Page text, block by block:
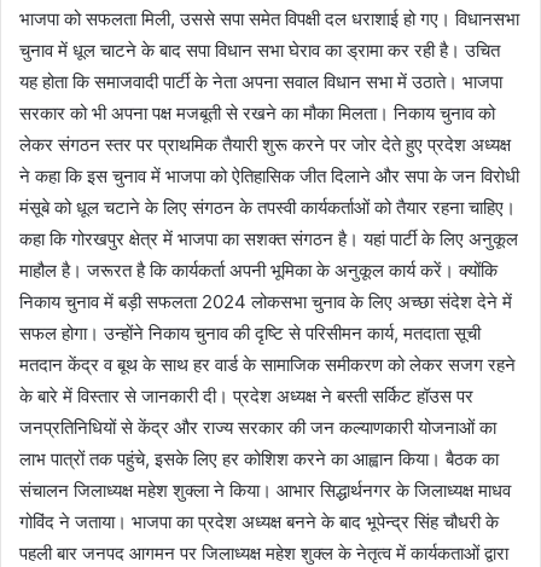
भाजपा को सफलता मिली, उससे सपा समेत विपक्षी दल धराशाई हो गए। विधानसभा
चुनाव में धूल चाटने के बाद सपा विधान सभा घेराव का ड्रामा कर रही है। उचित
यह होता कि समाजवादी पार्टी के नेता अपना सवाल विधान सभा में उठाते। भाजपा
सरकार को भी अपना पक्ष मजबूती से रखने का मौका मिलता। निकाय चुनाव को
लेकर संगठन स्तर पर प्राथमिक तैयारी शुरू करने पर जोर देते हुए प्रदेश अध्यक्ष
ने कहा कि इस चुनाव में भाजपा को ऐतिहासिक जीत दिलाने और सपा के जन विरोधी
मंसूबे को धूल चटाने के लिए संगठन के तपस्वी कार्यकर्ताओं को तैयार रहना चाहिए।
कहा कि गोरखपुर क्षेत्र में भाजपा का सशक्त संगठन है। यहां पार्टी के लिए अनुकूल
माहौल है। जरूरत है कि कार्यकर्ता अपनी भूमिका के अनुकूल कार्य करें। क्योंकि
निकाय चुनाव में बड़ी सफलता 2024 लोकसभा चुनाव के लिए अच्छा संदेश देने में
सफल होगा। उन्होंने निकाय चुनाव की दृष्टि से परिसीमन कार्य, मतदाता सूची
मतदान केंद्र व बूथ के साथ हर वार्ड के सामाजिक समीकरण को लेकर सजग रहने
के बारे में विस्तार से जानकारी दी। प्रदेश अध्यक्ष ने बस्ती सर्किट हॉउस पर
जनप्रतिनिधियों से केंद्र और राज्य सरकार की जन कल्याणकारी योजनाओं का
लाभ पात्रों तक पहुंचे, इसके लिए हर कोशिश करने का आह्वान किया। बैठक का
संचालन जिलाध्यक्ष महेश शुक्ला ने किया। आभार सिद्धार्थनगर के जिलाध्यक्ष माधव
गोविंद ने जताया। भाजपा का प्रदेश अध्यक्ष बनने के बाद भूपेन्द्र सिंह चौधरी के
पहली बार जनपद आगमन पर जिलाध्यक्ष महेश शुक्ल के नेतृत्व में कार्यकताओं द्वारा